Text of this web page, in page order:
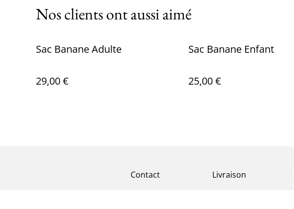
Nos clients ont aussi aimé
Sac Banane Adulte
29,00 €
Sac Banane Enfant
25,00 €
Contact Livraison